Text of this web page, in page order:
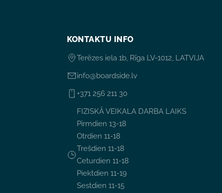
KONTAKTU INFO
Terēzes iela 1b, Rīga LV-1012, LATVIJA
info@boardside.lv
+371 256 211 30
FIZISKĀ VEIKALA DARBA LAIKS
Pirmdien 13-18
Otrdien 11-18
Trešdien 11-18
Ceturdien 11-18
Piektdien 11-19
Sestdien 11-15